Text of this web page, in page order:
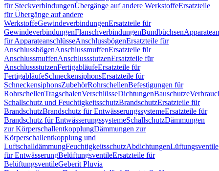
für SteckverbindungenÜbergänge auf andere WerkstoffeErsatzteile
für Übergänge auf andere
WerkstoffeGewindeverbindungenErsatzteile für
GewindeverbindungenFlanschverbindungenBundbüchsen
für ApparateanschlüsseAnschlussbögenErsatzteile für
AnschlussbögenAnschlussmuffenErsatzteile für
AnschlussmuffenAnschlussstutzenErsatzteile für
AnschlussstutzenFertigabläufeErsatzteile für
FertigabläufeSchneckensiphonsErsatzteile für
SchneckensiphonsZubehörRohrschellenBefestigungen für
RohrschellenTragschalenVerschlüsseDichtungenBauschutze
Schallschutz und FeuchtigkeitsschutzBrandschutzErsatzteile für
BrandschutzBrandschutz für EntwässerungssystemeErsatzteile für
Brandschutz für EntwässerungssystemeSchallschutzDämmungen
zur KörperschallentkopplungDämmungen zur
Körperschallentkopplung und
LuftschalldämmungFeuchtigkeitsschutzAbdichtungenLüftungsventile
für EntwässerungBelüftungsventileErsatzteile für
BelüftungsventileGeberit Pluvia